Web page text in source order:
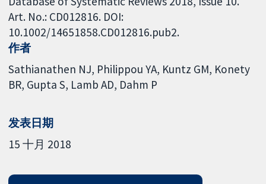
Art. No.: CD012816. DOI:
10.1002/14651858.CD012816.pub2.
作者
Sathianathen NJ Philippou YA Kuntz GM Konety
BR Gupta S Lamb AD Dahm P
发表日期
15 十月 2018